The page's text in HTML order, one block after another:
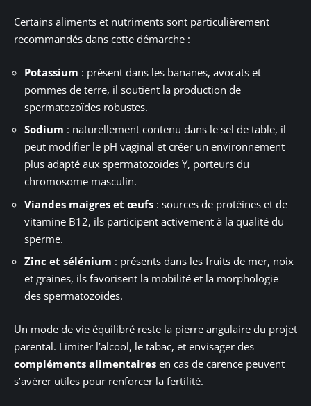
Certains aliments et nutriments sont particulièrement
recommandés dans cette démarche :
Potassium : présent dans les bananes, avocats et
pommes de terre, il soutient la production de
spermatozoïdes robustes.
Sodium : naturellement contenu dans le sel de table, il
peut modifier le pH vaginal et créer un environnement
plus adapté aux spermatozoïdes Y, porteurs du
chromosome masculin.
Viandes maigres et œufs : sources de protéines et de
vitamine B12, ils participent activement à la qualité du
sperme.
Zinc et sélénium : présents dans les fruits de mer, noix
et graines, ils favorisent la mobilité et la morphologie
des spermatozoïdes.
Un mode de vie équilibré reste la pierre angulaire du projet
parental. Limiter l’alcool, le tabac, et envisager des
compléments alimentaires en cas de carence peuvent
s’avérer utiles pour renforcer la fertilité.